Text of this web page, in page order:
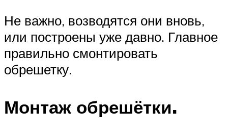
Не важно, возводятся они вновь,
или построены уже давно. Главное
правильно смонтировать
обрешетку.
Монтаж обрешётки.